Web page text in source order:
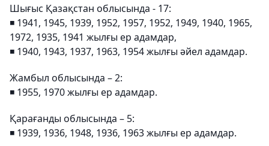
Шығыс Қазақстан облысында - 17:
◾️ 1941, 1945, 1939, 1952, 1957, 1952, 1949, 1940, 1965,
1972, 1935, 1941 жылғы ер адамдар,
◾️ 1940, 1943, 1937, 1963, 1954 жылғы әйел адамдар.
Жамбыл облысында – 2:
◾️ 1955, 1970 жылғы ер адамдар.
Қарағанды облысында – 5:
◾️ 1939, 1936, 1948, 1936, 1963 жылғы ер адамдар.